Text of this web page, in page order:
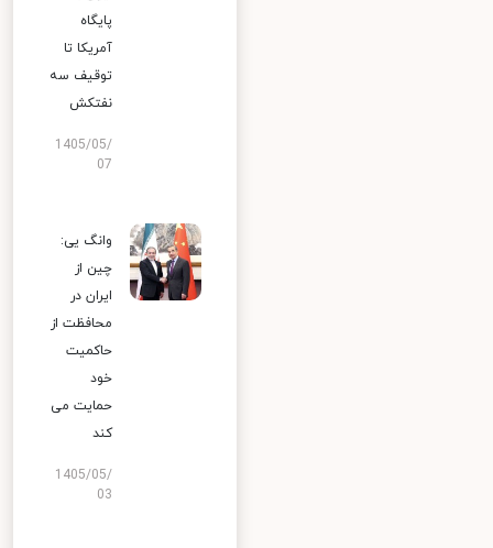
پایگاه
آمریکا تا
توقیف سه
نفتکش
1405/05/
07
وانگ یی:
چین از
ایران در
محافظت از
حاکمیت
خود
حمایت می
کند
1405/05/
03